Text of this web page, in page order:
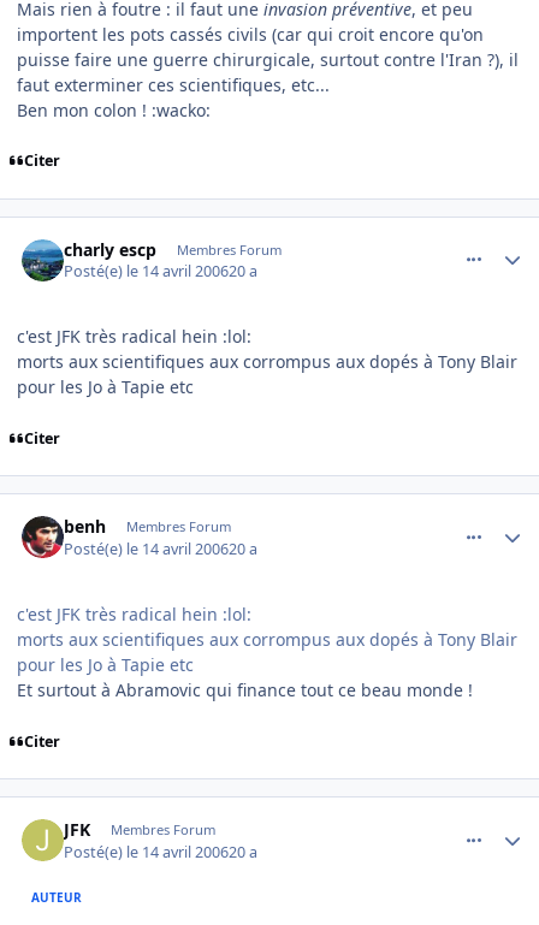
Mais rien à foutre : il faut une invasion préventive, et peu
importent les pots cassés civils (car qui croit encore qu'on
puisse faire une guerre chirurgicale, surtout contre l'Iran ?), il
faut exterminer ces scientifiques, etc...
Ben mon colon ! :wacko:
Citer
charly escp Membres Forum
Posté(e) le 14 avril 200620 a
c'est JFK très radical hein :lol:
morts aux scientifiques aux corrompus aux dopés à Tony Blair
pour les Jo à Tapie etc
Citer
benh Membres Forum
Posté(e) le 14 avril 200620 a
c'est JFK très radical hein :lol:
morts aux scientifiques aux corrompus aux dopés à Tony Blair
pour les Jo à Tapie etc
Et surtout à Abramovic qui finance tout ce beau monde !
Citer
JFK Membres Forum
Posté(e) le 14 avril 200620 a
AUTEUR